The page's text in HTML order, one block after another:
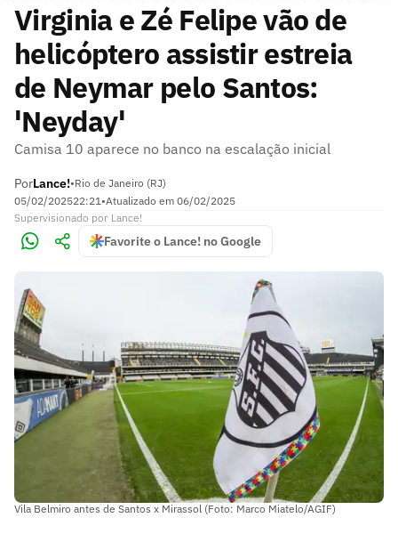
Virginia e Zé Felipe vão de
helicóptero assistir estreia
de Neymar pelo Santos:
'Neyday'
Camisa 10 aparece no banco na escalação inicial
PorLance!•Rio de Janeiro (RJ)
05/02/202522:21•Atualizado em 06/02/2025
Supervisionado por Lance!
Favorite o Lance! no Google
Vila Belmiro antes de Santos x Mirassol (Foto: Marco Miatelo/AGIF)